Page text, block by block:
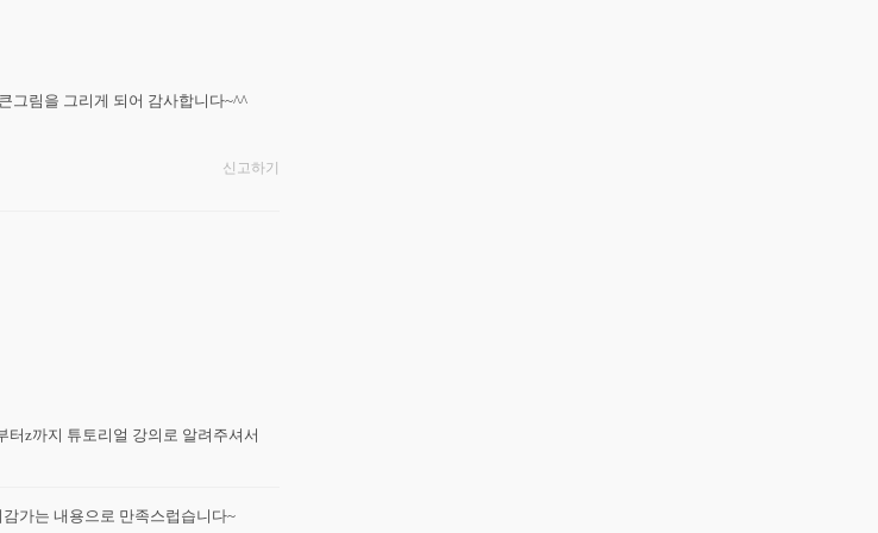
그림을 그리게 되어 감사합니다~^^
신고하기
z까지 튜토리얼 강의로 알려주셔서
가는 내용으로 만족스럽습니다~